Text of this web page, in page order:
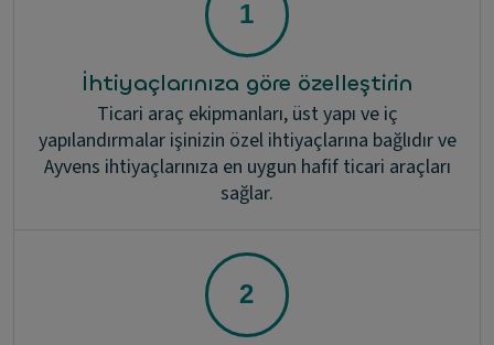
İhtiyaçlarınıza göre özelleştirin
Ticari araç ekipmanları, üst yapı ve iç
yapılandırmalar işinizin özel ihtiyaçlarına bağlıdır ve
Ayvens ihtiyaçlarınıza en uygun hafif ticari araçları
sağlar.